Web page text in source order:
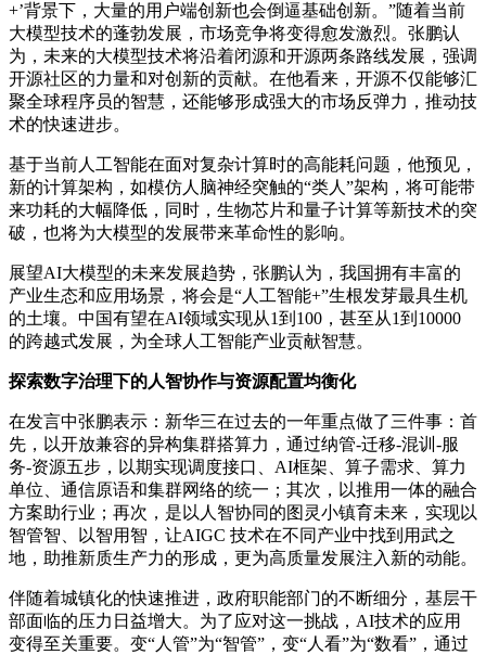
+’背景下，大量的用户端创新也会倒逼基础创新。”随着当前
大模型技术的蓬勃发展，市场竞争将变得愈发激烈。张鹏认
为，未来的大模型技术将沿着闭源和开源两条路线发展，强调
开源社区的力量和对创新的贡献。在他看来，开源不仅能够汇
聚全球程序员的智慧，还能够形成强大的市场反弹力，推动技
术的快速进步。
基于当前人工智能在面对复杂计算时的高能耗问题，他预见，
新的计算架构，如模仿人脑神经突触的“类人”架构，将可能带
来功耗的大幅降低，同时，生物芯片和量子计算等新技术的突
破，也将为大模型的发展带来革命性的影响。
展望AI大模型的未来发展趋势，张鹏认为，我国拥有丰富的
产业生态和应用场景，将会是“人工智能+”生根发芽最具生机
的土壤。中国有望在AI领域实现从1到100，甚至从1到10000
的跨越式发展，为全球人工智能产业贡献智慧。
探索数字治理下的人智协作与资源配置均衡化
在发言中张鹏表示：新华三在过去的一年重点做了三件事：首
先，以开放兼容的异构集群搭算力，通过纳管-迁移-混训-服
务-资源五步，以期实现调度接口、AI框架、算子需求、算力
单位、通信原语和集群网络的统一；其次，以推用一体的融合
方案助行业；再次，是以人智协同的图灵小镇育未来，实现以
智管智、以智用智，让AIGC 技术在不同产业中找到用武之
地，助推新质生产力的形成，更为高质量发展注入新的动能。
伴随着城镇化的快速推进，政府职能部门的不断细分，基层干
部面临的压力日益增大。为了应对这一挑战，AI技术的应用
变得至关重要。变“人管”为“智管”，变“人看”为“数看”，通过